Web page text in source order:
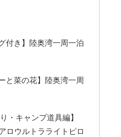
付き】陸奥湾一周一泊
と菜の花】陸奥湾一周
・キャンプ道具編】
ロウルトラライトピロ